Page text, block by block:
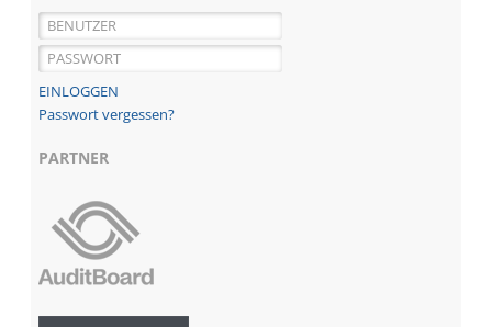
Passwort vergessen?
PARTNER